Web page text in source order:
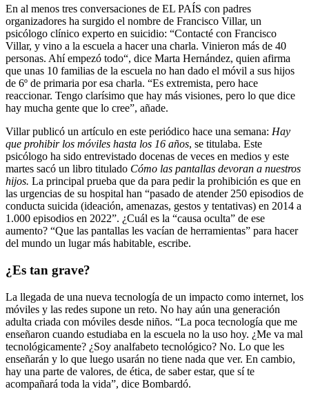
En al menos tres conversaciones de EL PAÍS con padres
organizadores ha surgido el nombre de Francisco Villar, un
psicólogo clínico experto en suicidio: “Contacté con Francisco
Villar, y vino a la escuela a hacer una charla. Vinieron más de 40
personas. Ahí empezó todo“, dice Marta Hernández, quien afirma
que unas 10 familias de la escuela no han dado el móvil a sus hijos
de 6º de primaria por esa charla. “Es extremista, pero hace
reaccionar. Tengo clarísimo que hay más visiones, pero lo que dice
hay mucha gente que lo cree”, añade.
Villar publicó un artículo en este periódico hace una semana: Hay
que prohibir los móviles hasta los 16 años, se titulaba. Este
psicólogo ha sido entrevistado docenas de veces en medios y este
martes sacó un libro titulado Cómo las pantallas devoran a nuestros
hijos. La principal prueba que da para pedir la prohibición es que en
las urgencias de su hospital han “pasado de atender 250 episodios de
conducta suicida (ideación, amenazas, gestos y tentativas) en 2014 a
1.000 episodios en 2022”. ¿Cuál es la “causa oculta” de ese
aumento? “Que las pantallas les vacían de herramientas” para hacer
del mundo un lugar más habitable, escribe.
¿Es tan grave?
La llegada de una nueva tecnología de un impacto como internet, los
móviles y las redes supone un reto. No hay aún una generación
adulta criada con móviles desde niños. “La poca tecnología que me
enseñaron cuando estudiaba en la escuela no la uso hoy. ¿Me va mal
tecnológicamente? ¿Soy analfabeto tecnológico? No. Lo que les
enseñarán y lo que luego usarán no tiene nada que ver. En cambio,
hay una parte de valores, de ética, de saber estar, que sí te
acompañará toda la vida”, dice Bombardó.